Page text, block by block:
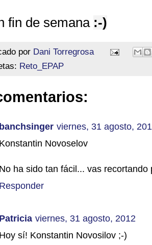
fin de semana :-)
por Dani Torregrosa
Reto_EPAP
banchsinger viernes, 31 agosto,
Konstantin Novoselov
No ha sido tan fácil... vas
Responder
Patricia viernes, 31 agosto, 2012
Hoy sí! Konstantin Novosilov ;-)